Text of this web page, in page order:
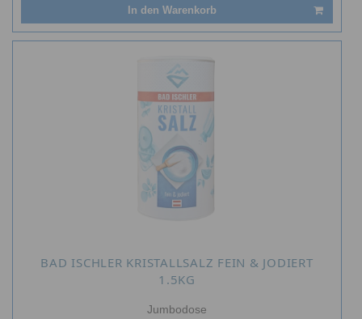
In den Warenkorb
BAD ISCHLER KRISTALLSALZ FEIN & JODIERT
1.5KG
Jumbodose